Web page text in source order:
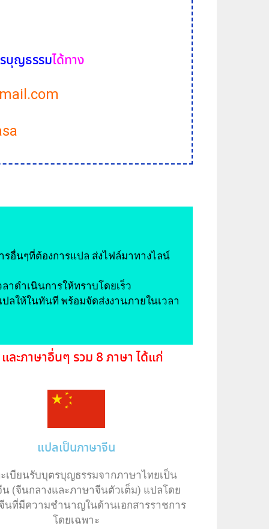
บุญธรรมได้ทาง
อื่นๆที่ต้องการแปล ส่งไฟล์มาทางไลน์
าดำเนินการให้ทราบโดยเร็ว
ลให้ในทันที พร้อมจัดส่งงานภายในเวลา
ละภาษาอื่นๆ รวม 8 ภาษา ได้แก่
แปลเป็นภาษาจีน
เบียนรับบุตรบุญธรรมจากภาษาไทยเป็น
(จีนกลางและภาษาจีนตัวเต็ม) แปลโดย
นที่มีความชำนาญในด้านเอกสารราชการ
โดยเฉพาะ